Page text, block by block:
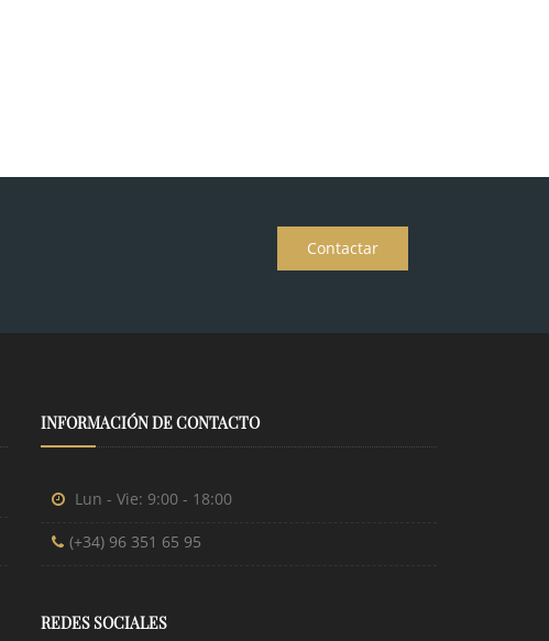
Contactar
INFORMACIÓN DE CONTACTO
Lun - Vie: 9:00 - 18:00
(+34) 96 351 65 95
REDES SOCIALES